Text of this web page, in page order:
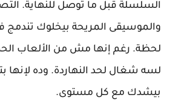
السلسلة قبل ما توصل للنهاية.
والموسيقى المريحة بيخلوك تندمج
لحظة. رغم إنها مش من الألعاب
لسه شغال لحد النهاردة. وده لإنها
بيشدك مع كل مستوى.